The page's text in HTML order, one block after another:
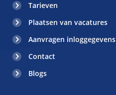
Tarieven
Plaatsen van vacatures
Aanvragen inloggegevens
Contact
Blogs